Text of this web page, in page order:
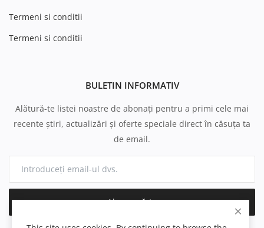
Termeni si conditii
Termeni si conditii
BULETIN INFORMATIV
Alătură-te listei noastre de abonați pentru a primi cele mai
recente știri, actualizări și oferte speciale direct în căsuța ta
de email.
Abonează-te